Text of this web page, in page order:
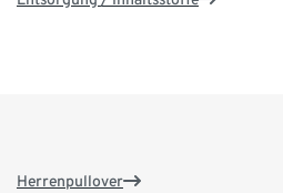
Herrenpullover